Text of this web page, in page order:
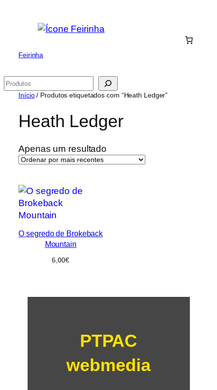
Feirinha
Pesquisar
Início/ Produtos etiquetados com “Heath Ledger”
Heath Ledger
Apenas um resultado
O segredo de Brokeback
Mountain
6,00€
PTPAC
webmedia